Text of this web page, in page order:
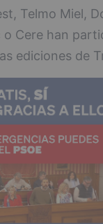
Telmo Miel,
o Cere han
ediciones de